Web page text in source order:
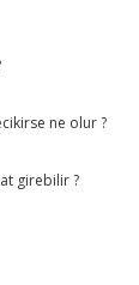
ne olur ?
girebilir ?